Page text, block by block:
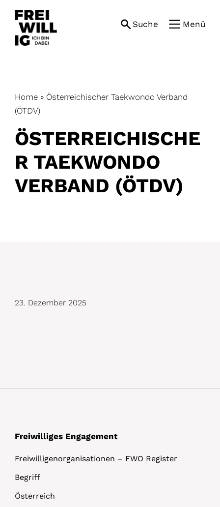
content
Suche Menü
Home » Österreichischer Taekwondo Verband
(ÖTDV)
ÖSTERREICHISCHE
R TAEKWONDO
VERBAND (ÖTDV)
D
23. Dezember 2025
Freiwilliges Engagement
Freiwilligenorganisationen – FWO Register
Begriff
Österreich